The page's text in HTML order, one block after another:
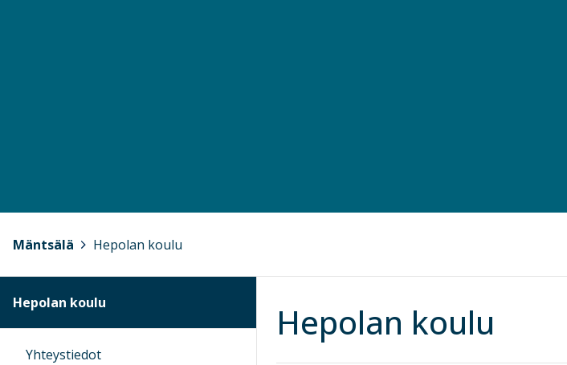
Mäntsälä Hepolan koulu
Hepolan koulu
Hepolan koulu
Yhteystiedot